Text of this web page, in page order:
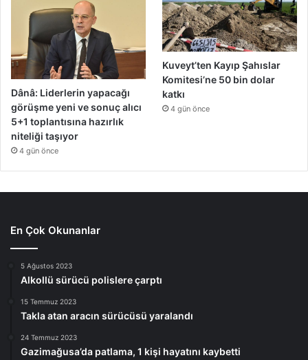
Dânâ: Liderlerin yapacağı
görüşme yeni ve sonuç alıcı
5+1 toplantısına hazırlık
niteliği taşıyor
4 gün önce
Kuveyt’ten Kayıp Şahıslar
Komitesi’ne 50 bin dolar
katkı
4 gün önce
En Çok Okunanlar
5 Ağustos 2023
Alkollü sürücü polislere çarptı
15 Temmuz 2023
Takla atan aracın sürücüsü yaralandı
24 Temmuz 2023
Gazimağusa’da patlama, 1 kişi hayatını kaybetti